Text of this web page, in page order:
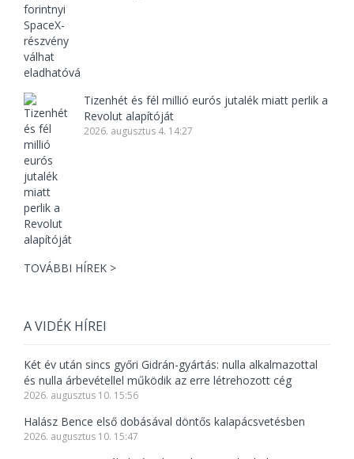
Tizenhét és fél millió eurós jutalék miatt perlik a
Revolut alapítóját
2026. augusztus 4. 14:27
TOVÁBBI HÍREK >
A VIDÉK HÍREI
Két év után sincs győri Gidrán-gyártás: nulla alkalmazottal
és nulla árbevétellel működik az erre létrehozott cég
2026. augusztus 10. 15:56
Halász Bence első dobásával döntős kalapácsvetésben
2026. augusztus 10. 15:47